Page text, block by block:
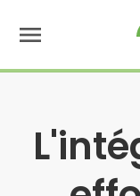
menu